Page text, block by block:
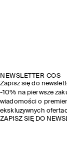
NEWSLETTER COS
Zapisz się do
-10% na pierwsze
wiadomości o
ekskluzywnych
ZAPISZ SIĘ DO